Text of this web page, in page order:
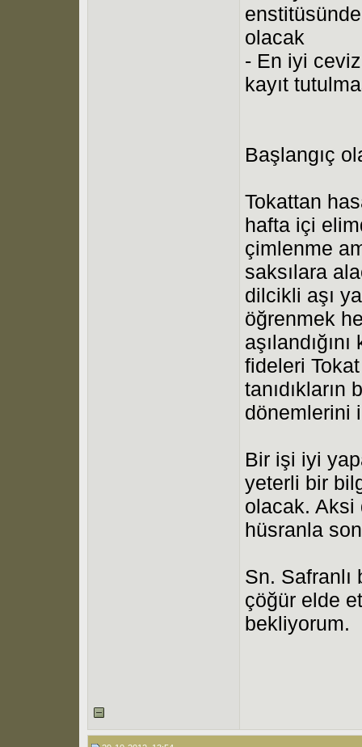
olacak
- En iyi
kayıt
Başlangıç
Tokattan
hafta içi
çimlenme
saksılara
dilcikli aşı
öğrenmek
fideleri
dönemlerini
Bir işi iyi
yeterli bir
olacak. Aksi
hüsranla
Sn. Safranlı
çöğür elde
bekliyorum.